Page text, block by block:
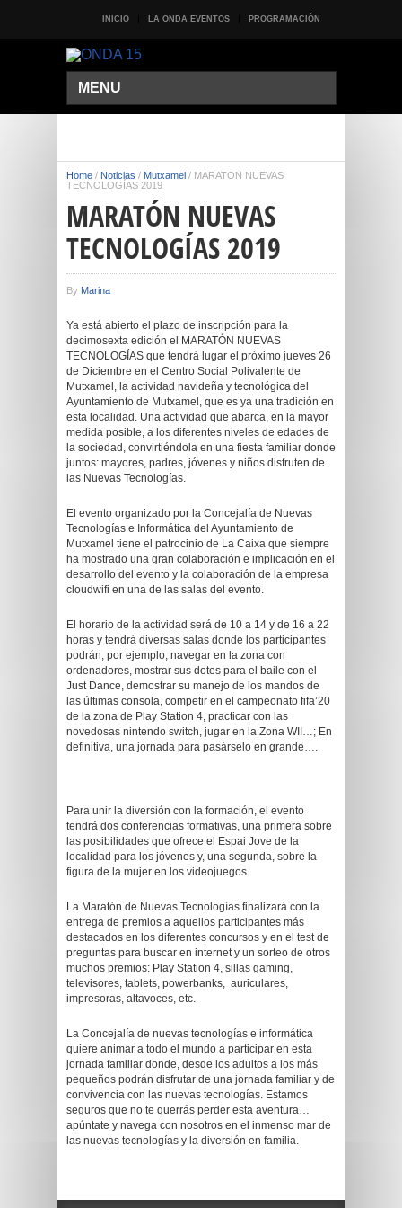
INICIO LA ONDA EVENTOS PROGRAMACIÓN
MENU
Home / Noticias / Mutxamel / MARATÓN NUEVAS
TECNOLOGÍAS 2019
MARATÓN NUEVAS
TECNOLOGÍAS 2019
By Marina
Ya está abierto el plazo de inscripción para la
decimosexta edición el MARATÓN NUEVAS
TECNOLOGÍAS que tendrá lugar el próximo jueves 26
de Diciembre en el Centro Social Polivalente de
Mutxamel, la actividad navideña y tecnológica del
Ayuntamiento de Mutxamel, que es ya una tradición en
esta localidad. Una actividad que abarca, en la mayor
medida posible, a los diferentes niveles de edades de
la sociedad, convirtiéndola en una fiesta familiar donde
juntos: mayores, padres, jóvenes y niños disfruten de
las Nuevas Tecnologías.
El evento organizado por la Concejalía de Nuevas
Tecnologías e Informática del Ayuntamiento de
Mutxamel tiene el patrocinio de La Caixa que siempre
ha mostrado una gran colaboración e implicación en el
desarrollo del evento y la colaboración de la empresa
cloudwifi en una de las salas del evento.
El horario de la actividad será de 10 a 14 y de 16 a 22
horas y tendrá diversas salas donde los participantes
podrán, por ejemplo, navegar en la zona con
ordenadores, mostrar sus dotes para el baile con el
Just Dance, demostrar su manejo de los mandos de
las últimas consola, competir en el campeonato fifa’20
de la zona de Play Station 4, practicar con las
novedosas nintendo switch, jugar en la Zona WII…; En
definitiva, una jornada para pasárselo en grande….
Para unir la diversión con la formación, el evento
tendrá dos conferencias formativas, una primera sobre
las posibilidades que ofrece el Espai Jove de la
localidad para los jóvenes y, una segunda, sobre la
figura de la mujer en los videojuegos.
La Maratón de Nuevas Tecnologías finalizará con la
entrega de premios a aquellos participantes más
destacados en los diferentes concursos y en el test de
preguntas para buscar en internet y un sorteo de otros
muchos premios: Play Station 4, sillas gaming,
televisores, tablets, powerbanks, auriculares,
impresoras, altavoces, etc.
La Concejalía de nuevas tecnologías e informática
quiere animar a todo el mundo a participar en esta
jornada familiar donde, desde los adultos a los más
pequeños podrán disfrutar de una jornada familiar y de
convivencia con las nuevas tecnologías. Estamos
seguros que no te querrás perder esta aventura…
apúntate y navega con nosotros en el inmenso mar de
las nuevas tecnologías y la diversión en familia.